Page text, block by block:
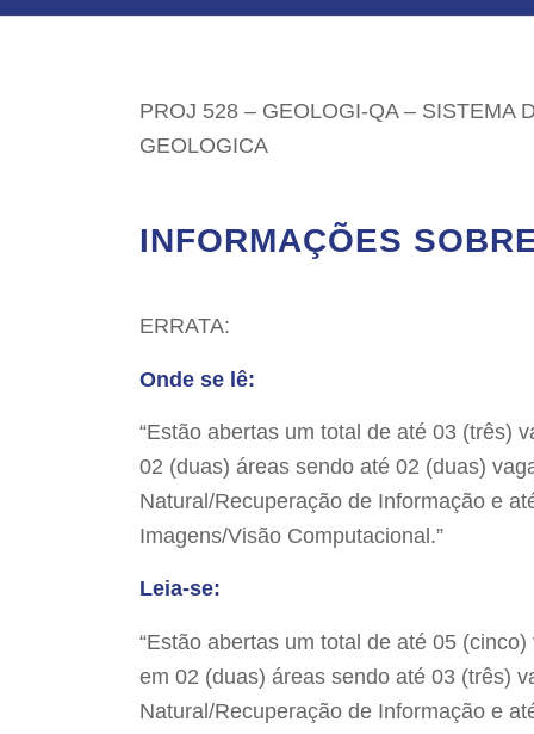
PROJ 528 – GEOLOGI-QA – SISTEMA
GEOLOGICA
INFORMAÇÕES
ERRATA:
Onde se lê:
“Estão abertas um total de até 03 (três)
02 (duas) áreas sendo até 02 (duas)
Natural/Recuperação de Informação e
Imagens/Visão Computacional.”
Leia-se:
“Estão abertas um total de até 05
em 02 (duas) áreas sendo até 03 (três)
Natural/Recuperação de Informação e